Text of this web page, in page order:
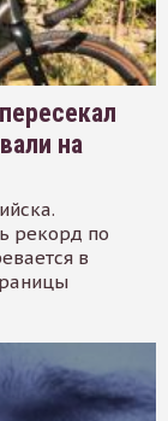
на
рекорд по
в